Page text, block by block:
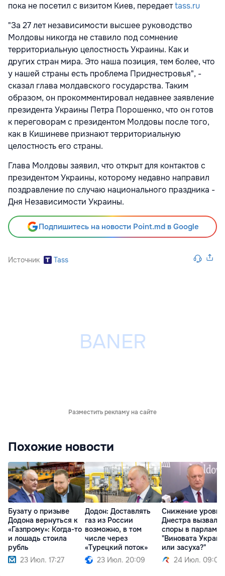
пока не посетил с визитом Киев, передаетtass.ru
"За 27 лет независимости высшее руководство
Молдовы никогда не ставило под сомнение
территориальную целостность Украины. Как и
других стран мира. Это наша позиция, тем более, что
у нашей страны есть проблема Приднестровья", -
сказал глава молдавского государства. Таким
образом, он прокомментировал недавнее заявление
президента Украины Петра Порошенко, что он готов
к переговорам с президентом Молдовы после того,
как в Кишиневе признают территориальную
целостность его страны.
Глава Молдовы заявил, что открыт для контактов с
президентом Украины, которому недавно направил
поздравление по случаю национального праздника -
Дня Независимости Украины.
Подпишитесь на новости Point.md в Google
Источник Tass
Разместить рекламу на сайте
Похожие новости
Бузату о призыве
Додона вернуться к
«Газпрому»: Когда-то
и лошадь стоила
рубль
23 Июл. 17:27
Додон: Доставлять
газ из России
возможно, в том
числе через
«Турецкий поток»
23 Июл. 20:09
Снижение уровня
Днестра вызвало
споры в
"Виновата
или засуха?"
24 Июл. 09:07